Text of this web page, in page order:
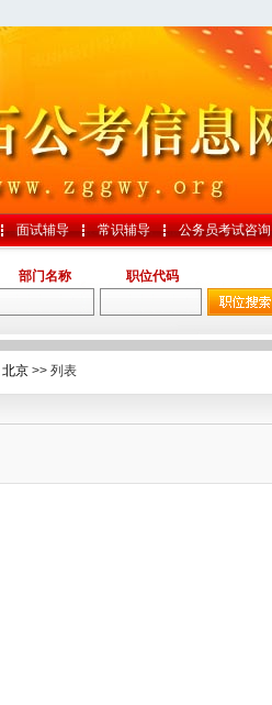
面试辅导 常识辅导 公务员考试咨询
部门名称 职位代码
北京 >> 列表